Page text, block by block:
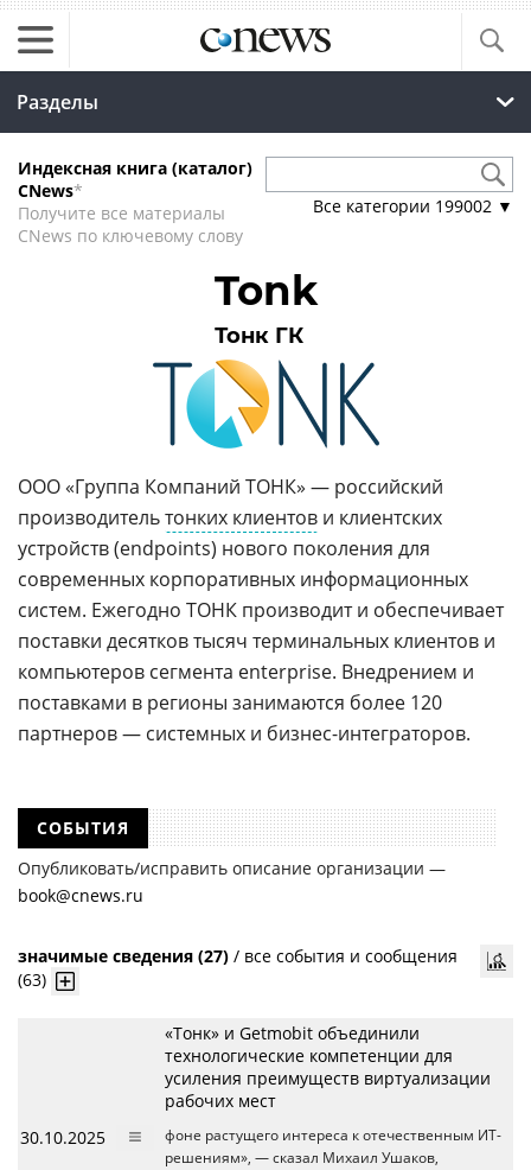
Разделы
Индексная книга (каталог)
CNews*
Получите все материалы
CNews по ключевому слову
Все категории 199002 ▼
Tonk
Тонк ГК
ООО «Группа Компаний ТОНК» — российский
производительтонких клиентов и клиентских
устройств (endpoints) нового поколения для
современных корпоративных информационных
систем. Ежегодно ТОНК производит и обеспечивает
поставки десятков тысяч терминальных клиентов и
компьютеров сегмента enterprise. Внедрением и
поставками в регионы занимаются более 120
партнеров — системных и бизнес-интеграторов.
СОБЫТИЯ
Опубликовать/исправить описание организации —
book@cnews.ru
значимые сведения (27) / все события и сообщения
(63)
30.10.2025
«Тонк» и Getmobit объединили
технологические компетенции для
усиления преимуществ виртуализации
рабочих мест
фоне растущего интереса к отечественным ИТ-
решениям», — сказал Михаил Ушаков,